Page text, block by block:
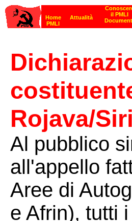
Rojava/
Al pubblico
all'appello
Aree di
e Afrin), tutti